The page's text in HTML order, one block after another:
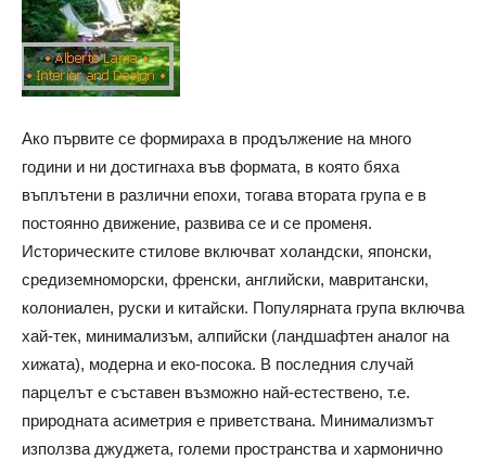
Ако първите се формираха в продължение на много
години и ни достигнаха във формата, в която бяха
въплътени в различни епохи, тогава втората група е в
постоянно движение, развива се и се променя.
Историческите стилове включват холандски, японски,
средиземноморски, френски, английски, мавритански,
колониален, руски и китайски. Популярната група включва
хай-тек, минимализъм, алпийски (ландшафтен аналог на
хижата), модерна и еко-посока. В последния случай
парцелът е съставен възможно най-естествено, т.е.
природната асиметрия е приветствана. Минимализмът
използва джуджета, големи пространства и хармонично